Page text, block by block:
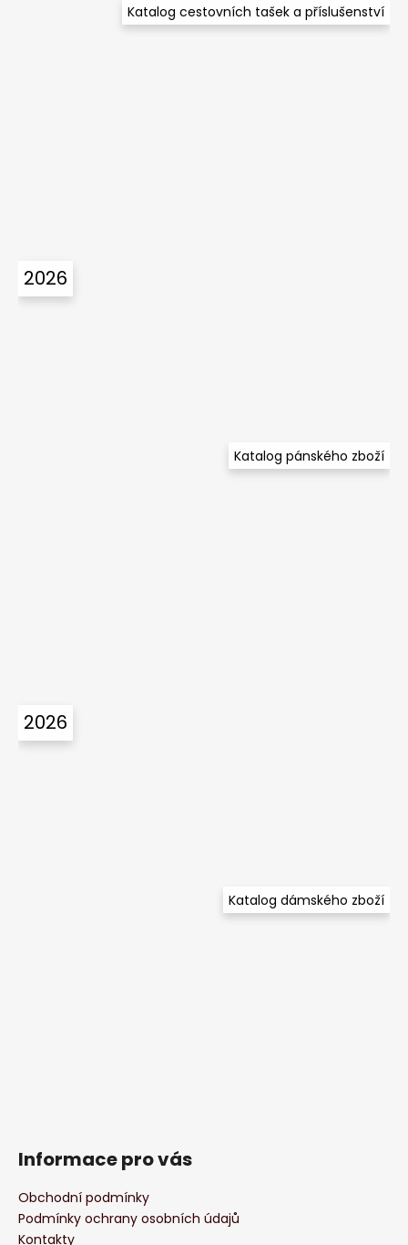
Katalog cestovních tašek a příslušenství
2026
Katalog pánského zboží
2026
Katalog dámského zboží
Informace pro vás
Obchodní podmínky
Podmínky ochrany osobních údajů
Kontakty